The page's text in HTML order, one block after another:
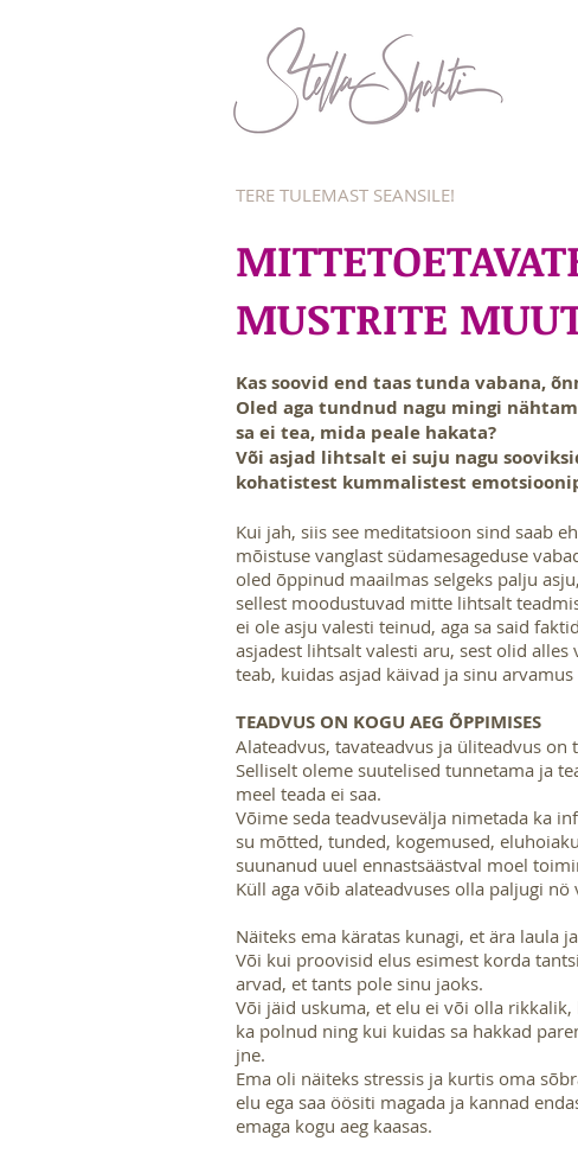
TERE TULEMAST SEANSILE!
MUSTRITE
Kas soovid end taas tunda vabana,
Oled aga tundnud nagu mingi
sa ei tea, mida peale hakata?
Või asjad lihtsalt ei suju nagu
kohatistest kummalistest
Kui jah, siis see meditatsioon sind saab
mõistuse vanglast südamesageduse
oled õppinud maailmas selgeks palju
sellest moodustuvad mitte lihtsalt
ei ole asju valesti teinud, aga sa said
asjadest lihtsalt valesti aru, sest olid
teab, kuidas asjad käivad ja sinu arvamus
TEADVUS ON KOGU AEG ÕPPIMISES
Alateadvus, tavateadvus ja üliteadvus
Selliselt oleme suutelised tunnetama ja
meel teada ei saa.
Võime seda teadvusevälja nimetada ka
su mõtted, tunded, kogemused,
suunanud uuel ennastsäästval moel
Küll aga võib alateadvuses olla paljugi
Näiteks ema käratas kunagi, et ära laula
Või kui proovisid elus esimest korda
arvad, et tants pole sinu jaoks.
Või jäid uskuma, et elu ei või olla
ka polnud ning kui kuidas sa hakkad
jne.
Ema oli näiteks stressis ja kurtis oma
elu ega saa öösiti magada ja kannad
emaga kogu aeg kaasas.